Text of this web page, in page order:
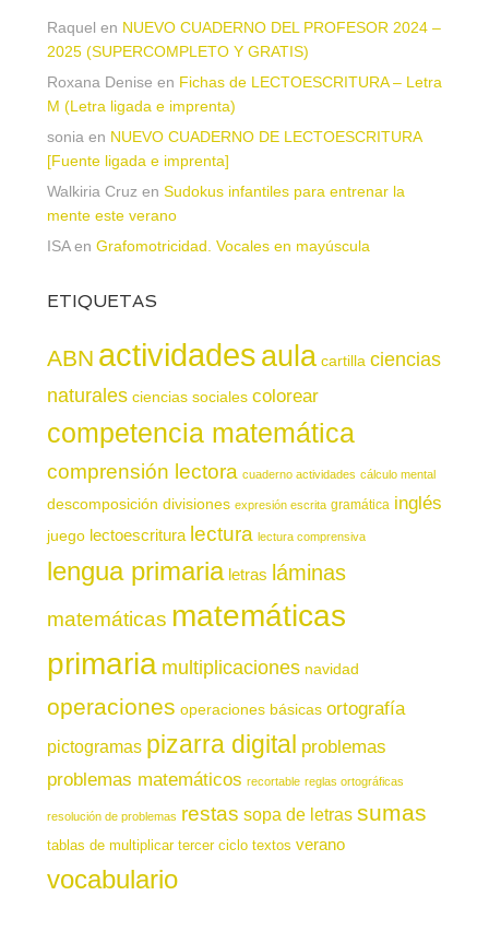
Raquel en NUEVO CUADERNO DEL PROFESOR 2024 –
2025 (SUPERCOMPLETO Y GRATIS)
Roxana Denise en Fichas de LECTOESCRITURA – Letra
M (Letra ligada e imprenta)
soniaen NUEVO CUADERNO DE LECTOESCRITURA
[Fuente ligada e imprenta]
Walkiria Cruzen Sudokus infantiles para entrenar la
mente este verano
ISAen Grafomotricidad. Vocales en mayúscula
ETIQUETAS
ABN actividadesaula cartilla ciencias
naturales ciencias sociales colorear
competencia matemática
comprensión lectora cuaderno actividades cálculo mental
descomposición divisiones expresión escrita gramática inglés
juego lectoescritura lectura lectura comprensiva
lengua primaria letras láminas
matemáticas matemáticas
primaria multiplicaciones navidad
operaciones operaciones básicas ortografía
pictogramas pizarra digital problemas
problemas matemáticos recortable reglas ortográficas
resolución de problemas restas sopa de letras sumas
tablas de multiplicar tercer ciclo textos verano
vocabulario